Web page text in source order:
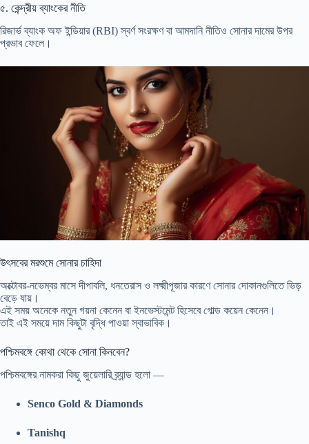
৫️. কেন্দ্রীয় ব্যাংকের নীতি
রিজার্ভ ব্যাংক অফ ইন্ডিয়ার (RBI) স্বর্ণ সংরক্ষণ বা আমদানি নীতিও সোনার দামের উপর
প্রভাব ফেলে।
উৎসবের মরশুমে সোনার চাহিদা
অক্টোবর-নভেম্বর মাসে দীপাবলি, ধনতেরাস ও লক্ষ্মীপূজার কারণে সোনার দোকানগুলিতে ভিড়
বেড়ে যায়।
এই সময় অনেকে নতুন গয়না কেনেন বা ইনভেস্টমেন্ট হিসেবে গোল্ড কয়েন কেনেন।
তাই এই সময়ে দাম কিছুটা বৃদ্ধি পাওয়া স্বাভাবিক।
পশ্চিমবঙ্গে কোথা থেকে সোনা কিনবেন?
পশ্চিমবঙ্গের নামকরা কিছু জুয়েলারি ব্র্যান্ড হলো —
Senco Gold & Diamonds
Tanishq